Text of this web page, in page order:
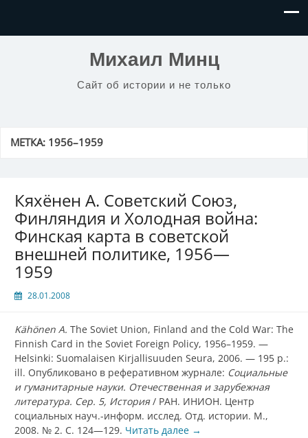
Михаил Минц
Сайт об истории и не только
МЕТКА: 1956–1959
Кяхёнен А. Советский Союз,
Финляндия и Холодная война:
Финская карта в советской
внешней политике, 1956—
1959
28.01.2008
Kähönen A. The Soviet Union, Finland and the Cold War: The
Finnish Card in the Soviet Foreign Policy, 1956–1959. —
Helsinki: Suomalaisen Kirjallisuuden Seura, 2006. — 195 p.:
ill. Опубликовано в реферативном журнале: Социальные
и гуманитарные науки. Отечественная и зарубежная
литература. Сер. 5, История/ РАН. ИНИОН. Центр
социальных науч.-информ. исслед. Отд. истории. М.,
2008. № 2. С. 124—129. Читать далее →